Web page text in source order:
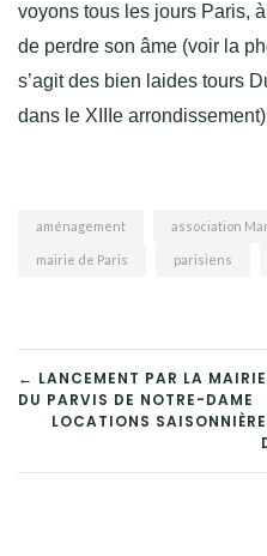
voyons tous les jours Paris,
de perdre son âme (voir la
s’agit des bien laides tours
dans le XIIIe arrondissement)
aménagement association
mairie de Paris parisiens
DE
L’ARTICLE
← LANCEMENT PAR LA
DU PARVIS DE NOTRE-DAME
LOCATIONS